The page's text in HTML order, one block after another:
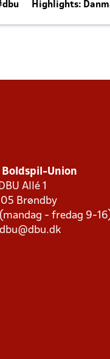
Highlights:
Boldspil-Union
Allé 1
Brøndby
- fredag 9-
dbu@dbu.dk